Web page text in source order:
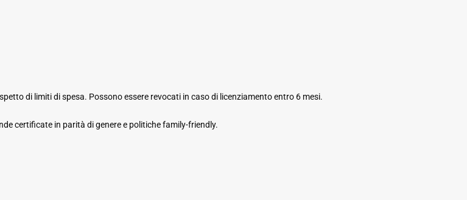
di limiti di spesa. Possono essere revocati in caso di licenziamento entro 6 mesi.
certificate in parità di genere e politiche family-friendly.